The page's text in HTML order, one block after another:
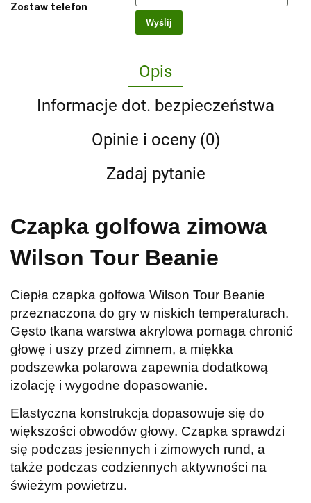
Zostaw telefon
Wyślij
Opis
Informacje dot. bezpieczeństwa
Opinie i oceny (0)
Zadaj pytanie
Czapka golfowa zimowa
Wilson Tour Beanie
Ciepła czapka golfowa Wilson Tour Beanie
przeznaczona do gry w niskich temperaturach.
Gęsto tkana warstwa akrylowa pomaga chronić
głowę i uszy przed zimnem, a miękka
podszewka polarowa zapewnia dodatkową
izolację i wygodne dopasowanie.
Elastyczna konstrukcja dopasowuje się do
większości obwodów głowy. Czapka sprawdzi
się podczas jesiennych i zimowych rund, a
także podczas codziennych aktywności na
świeżym powietrzu.